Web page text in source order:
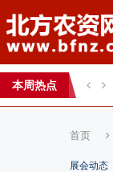
本周热点
首页
展会动态